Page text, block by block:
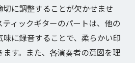
に調整することが欠かせませ
ィックギターのパートは、他の
に録音することで、柔らかい印
す。また、各演奏者の意図を理